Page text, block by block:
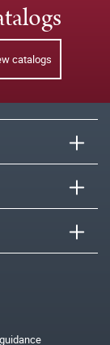
catalogs